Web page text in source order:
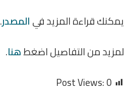
يمكنك قراءة المزيد فيالمصدر.
لمزيد من التفاصيل اضغطهنا.
Post Views:0